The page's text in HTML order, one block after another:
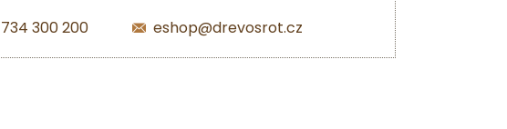
734 300 200 eshop@drevosrot.cz